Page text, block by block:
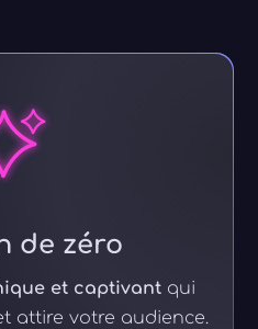
de zéro
et captivantqui
attire votre audience.